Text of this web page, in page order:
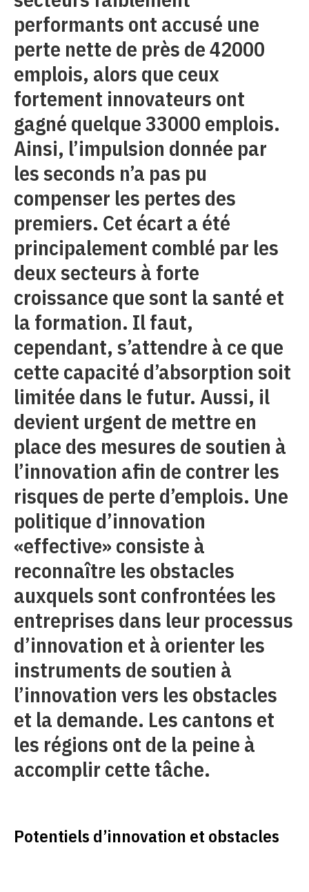
performants ont accusé une
perte nette de près de 42000
emplois, alors que ceux
fortement innovateurs ont
gagné quelque 33000 emplois.
Ainsi, l’impulsion donnée par
les seconds n’a pas pu
compenser les pertes des
premiers. Cet écart a été
principalement comblé par les
deux secteurs à forte
croissance que sont la santé et
la formation. Il faut,
cependant, s’attendre à ce que
cette capacité d’absorption soit
limitée dans le futur. Aussi, il
devient urgent de mettre en
place des mesures de soutien à
l’innovation afin de contrer les
risques de perte d’emplois. Une
politique d’innovation
«effective» consiste à
reconnaître les obstacles
auxquels sont confrontées les
entreprises dans leur processus
d’innovation et à orienter les
instruments de soutien à
l’innovation vers les obstacles
et la demande. Les cantons et
les régions ont de la peine à
accomplir cette tâche.
Potentiels d’innovation et obstacles